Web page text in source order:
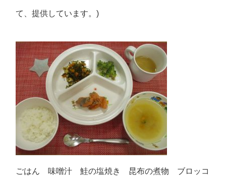
て、提供しています。)
ごはん 味噌汁 鮭の塩焼き 昆布の煮物 ブロッコ